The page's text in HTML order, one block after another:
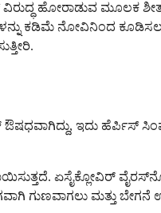
ಹೋರಾಡುವ ಮೂಲಕ ಶೀತದ
ಕಡಿಮೆ ನೋವಿನಿಂದ
ಇದು ಹೆರ್ಪಿಸ್
ಏಸೈಕ್ಲೋವಿರ್
ಗುಣವಾಗಲು ಮತ್ತು